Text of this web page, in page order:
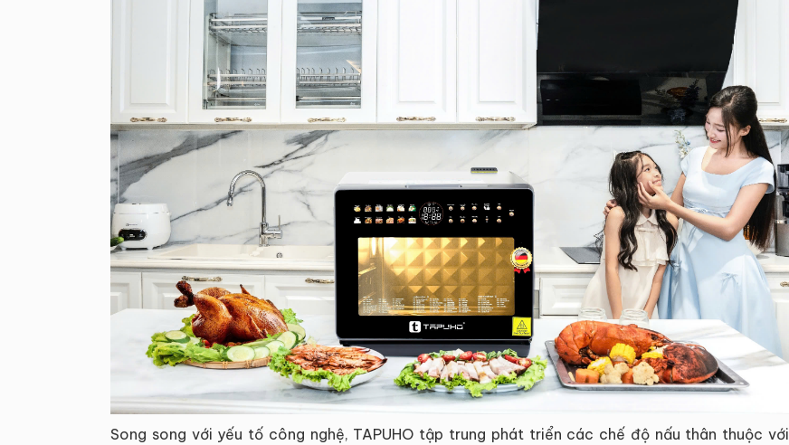
Song song với yếu tố công nghệ, TAPUHO tập trung phát triển các chế độ nấu thân thuộc với